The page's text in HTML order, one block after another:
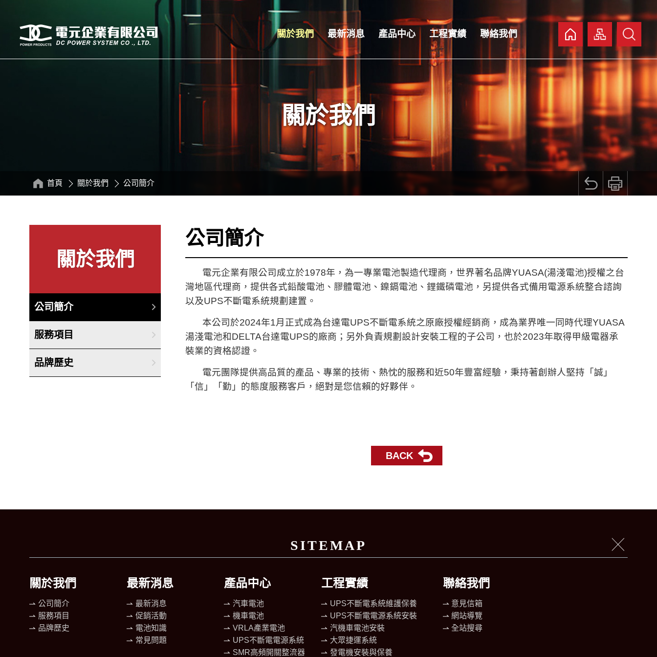
關於我們 最新消息 產品中心 工程實績 聯絡我們
關於我們
首頁 關於我們 公司簡介
關於我們
公司簡介
服務項目
品牌歷史
公司簡介
電元企業有限公司成立於1978年，為一專業電池製造代理商，世界著名品牌YUASA(湯淺電池)授權之台
灣地區代理商，提供各式鉛酸電池、膠體電池、鎳鎘電池、鋰鐵磷電池，另提供各式備用電源系統整合諮詢
以及UPS不斷電系統規劃建置。
本公司於2024年1月正式成為台達電UPS不斷電系統之原廠授權經銷商，成為業界唯一同時代理YUASA
湯淺電池和DELTA台達電UPS的廠商；另外負責規劃設計安裝工程的子公司，也於2023年取得甲級電器承
裝業的資格認證。
電元團隊提供高品質的產品、專業的技術、 熱忱的服務和近50年豐富經驗，秉持著創辦人堅持「誠 」
「信」「勤」的態度服務客戶，絕對是您信賴的好夥伴。
BACK
SITEMAP
關於我們
公司簡介
服務項目
品牌歷史
最新消息
最新消息
促銷活動
電池知識
常見問題
產品中心
汽車電池
機車電池
VRLA產業電池
UPS不斷電電源系統
SMR高頻開關整流器
工程實績
UPS不斷電系統維護保養
UPS不斷電電源系統安裝
汽機車電池安裝
大眾捷運系統
發電機安裝與保養
聯絡我們
意見信箱
網站導覽
全站搜尋